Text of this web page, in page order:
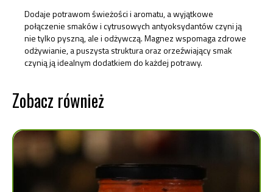
Dodaje potrawom świeżości i aromatu, a wyjątkowe
połączenie smaków i cytrusowych antyoksydantów czyni ją
nie tylko pyszną, ale i odżywczą. Magnez wspomaga zdrowe
odżywianie, a puszysta struktura oraz orzeźwiający smak
czynią ją idealnym dodatkiem do każdej potrawy.
Zobacz również